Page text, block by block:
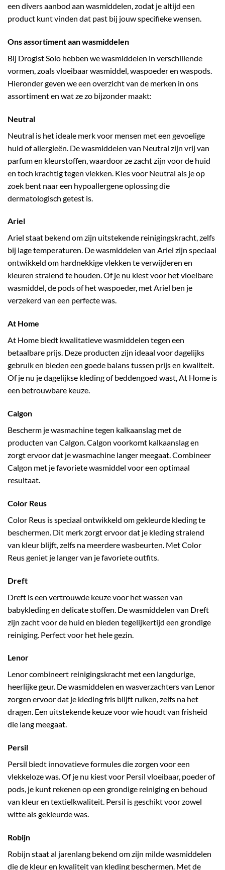
een divers aanbod aan wasmiddelen, zodat je altijd een
product kunt vinden dat past bij jouw specifieke wensen.
Ons assortiment aan wasmiddelen
Bij Drogist Solo hebben we wasmiddelen in verschillende
vormen, zoals vloeibaar wasmiddel, waspoeder en waspods.
Hieronder geven we een overzicht van de merken in ons
assortiment en wat ze zo bijzonder maakt:
Neutral
Neutral is het ideale merk voor mensen met een gevoelige
huid of allergieën. De wasmiddelen van Neutral zijn vrij van
parfum en kleurstoffen, waardoor ze zacht zijn voor de huid
en toch krachtig tegen vlekken. Kies voor Neutral als je op
zoek bent naar een hypoallergene oplossing die
dermatologisch getest is.
Ariel
Ariel staat bekend om zijn uitstekende reinigingskracht, zelfs
bij lage temperaturen. De wasmiddelen van Ariel zijn speciaal
ontwikkeld om hardnekkige vlekken te verwijderen en
kleuren stralend te houden. Of je nu kiest voor het vloeibare
wasmiddel, de pods of het waspoeder, met Ariel ben je
verzekerd van een perfecte was.
At Home
At Home biedt kwalitatieve wasmiddelen tegen een
betaalbare prijs. Deze producten zijn ideaal voor dagelijks
gebruik en bieden een goede balans tussen prijs en kwaliteit.
Of je nu je dagelijkse kleding of beddengoed wast, At Home is
een betrouwbare keuze.
Calgon
Bescherm je wasmachine tegen kalkaanslag met de
producten van Calgon. Calgon voorkomt kalkaanslag en
zorgt ervoor dat je wasmachine langer meegaat. Combineer
Calgon met je favoriete wasmiddel voor een optimaal
resultaat.
Color Reus
Color Reus is speciaal ontwikkeld om gekleurde kleding te
beschermen. Dit merk zorgt ervoor dat je kleding stralend
van kleur blijft, zelfs na meerdere wasbeurten. Met Color
Reus geniet je langer van je favoriete outfits.
Dreft
Dreft is een vertrouwde keuze voor het wassen van
babykleding en delicate stoffen. De wasmiddelen van Dreft
zijn zacht voor de huid en bieden tegelijkertijd een grondige
reiniging. Perfect voor het hele gezin.
Lenor
Lenor combineert reinigingskracht met een langdurige,
heerlijke geur. De wasmiddelen en wasverzachters van Lenor
zorgen ervoor dat je kleding fris blijft ruiken, zelfs na het
dragen. Een uitstekende keuze voor wie houdt van frisheid
die lang meegaat.
Persil
Persil biedt innovatieve formules die zorgen voor een
vlekkeloze was. Of je nu kiest voor Persil vloeibaar, poeder of
pods, je kunt rekenen op een grondige reiniging en behoud
van kleur en textielkwaliteit. Persil is geschikt voor zowel
witte als gekleurde was.
Robijn
Robijn staat al jarenlang bekend om zijn milde wasmiddelen
die de kleur en kwaliteit van kleding beschermen. Met de